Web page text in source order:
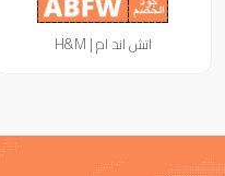
اتش اند ام | H&M